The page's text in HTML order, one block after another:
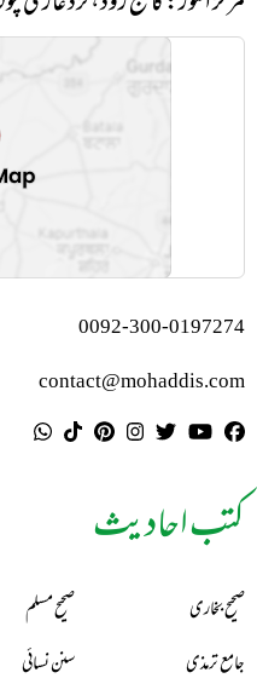
0092-300-0197274
contact@mohaddis.com
کتب احادیث
صحیح بخاری صحیح مسلم
جامع ترمذی
سنن نسائی